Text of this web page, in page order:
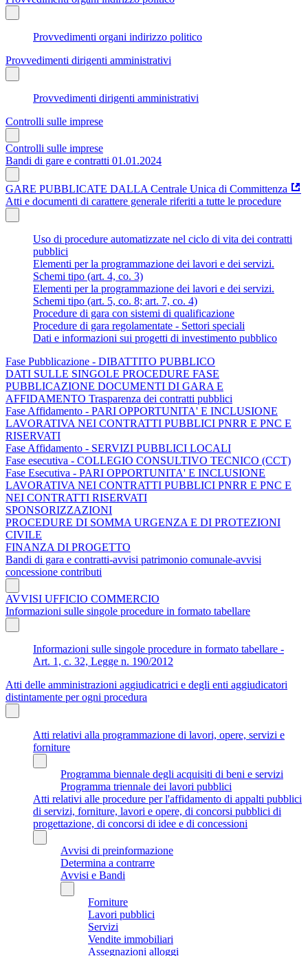
Provvedimenti organi indirizzo politico
Provvedimenti dirigenti amministrativi
Provvedimenti dirigenti amministrativi
Controlli sulle imprese
Controlli sulle imprese
Bandi di gare e contratti 01.01.2024
GARE PUBBLICATE DALLA Centrale Unica di Committenza
Atti e documenti di carattere generale riferiti a tutte le procedure
Uso di procedure automatizzate nel ciclo di vita dei contratti
pubblici
Elementi per la programmazione dei lavori e dei servizi.
Schemi tipo (art. 4, co. 3)
Elementi per la programmazione dei lavori e dei servizi.
Schemi tipo (art. 5, co. 8; art. 7, co. 4)
Procedure di gara con sistemi di qualificazione
Procedure di gara regolamentate - Settori speciali
Dati e informazioni sui progetti di investimento pubblico
Fase Pubblicazione - DIBATTITO PUBBLICO
DATI SULLE SINGOLE PROCEDURE FASE
PUBBLICAZIONE DOCUMENTI DI GARA E
AFFIDAMENTO Trasparenza dei contratti pubblici
Fase Affidamento - PARI OPPORTUNITA' E INCLUSIONE
LAVORATIVA NEI CONTRATTI PUBBLICI PNRR E PNC E
RISERVATI
Fase Affidamento - SERVIZI PUBBLICI LOCALI
Fase esecutiva - COLLEGIO CONSULTIVO TECNICO (CCT)
Fase Esecutiva - PARI OPPORTUNITA' E INCLUSIONE
LAVORATIVA NEI CONTRATTI PUBBLICI PNRR E PNC E
NEI CONTRATTI RISERVATI
SPONSORIZZAZIONI
PROCEDURE DI SOMMA URGENZA E DI PROTEZIONI
CIVILE
FINANZA DI PROGETTO
Bandi di gara e contratti-avvisi patrimonio comunale-avvisi
concessione contributi
AVVISI UFFICIO COMMERCIO
Informazioni sulle singole procedure in formato tabellare
Informazioni sulle singole procedure in formato tabellare -
Art. 1, c. 32, Legge n. 190/2012
Atti delle amministrazioni aggiudicatrici e degli enti aggiudicatori
distintamente per ogni procedura
Atti relativi alla programmazione di lavori, opere, servizi e
forniture
Programma biennale degli acquisiti di beni e servizi
Programma triennale dei lavori pubblici
Atti relativi alle procedure per l'affidamento di appalti pubblici
di servizi, forniture, lavori e opere, di concorsi pubblici di
progettazione, di concorsi di idee e di concessioni
Avvisi di preinformazione
Determina a contrarre
Avvisi e Bandi
Forniture
Lavori pubblici
Servizi
Vendite immobiliari
Assegnazioni alloggi